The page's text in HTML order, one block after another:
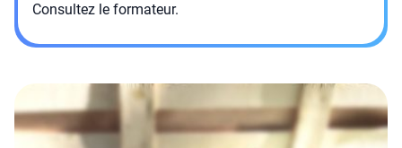
Consultez le formateur.